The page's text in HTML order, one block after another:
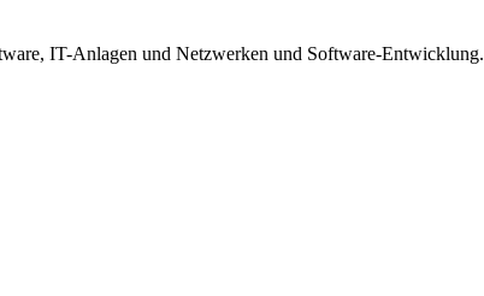
IT-Anlagen und Netzwerken und Software-Entwicklung.